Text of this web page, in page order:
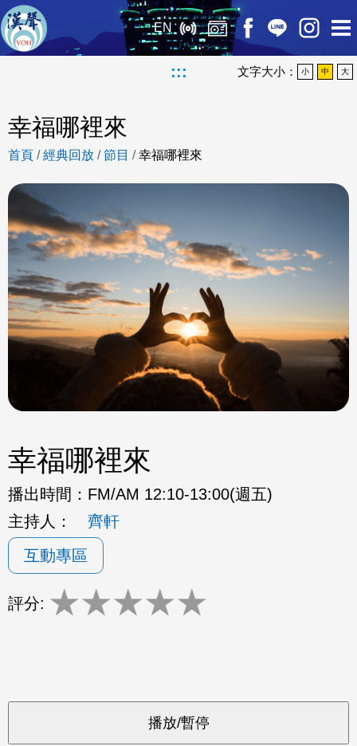
EN
::: 文字大小： 小 中 大
幸福哪裡來
首頁 /經典回放 /節目 /幸福哪裡來
幸福哪裡來
播出時間： FM/AM 12:10-13:00(週五)
主持人：
齊軒
互動專區
評分: ★★★★★